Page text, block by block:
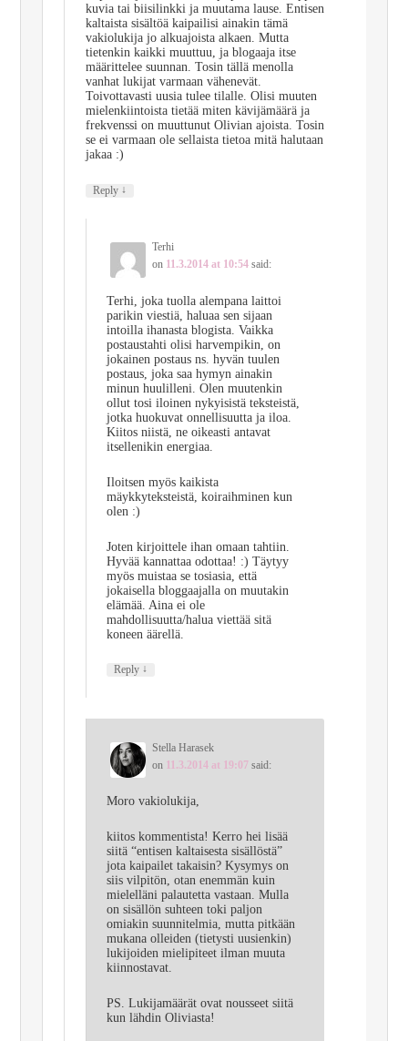
kuvia tai biisilinkki ja muutama lause. Entisen
kaltaista sisältöä kaipailisi ainakin tämä
vakiolukija jo alkuajoista alkaen. Mutta
tietenkin kaikki muuttuu, ja blogaaja itse
määrittelee suunnan. Tosin tällä menolla
vanhat lukijat varmaan vähenevät.
Toivottavasti uusia tulee tilalle. Olisi muuten
mielenkiintoista tietää miten kävijämäärä ja
frekvenssi on muuttunut Olivian ajoista. Tosin
se ei varmaan ole sellaista tietoa mitä halutaan
jakaa :)
Reply ↓
Terhi
on 11.3.2014 at 10:54 said:
Terhi, joka tuolla alempana laittoi
parikin viestiä, haluaa sen sijaan
intoilla ihanasta blogista. Vaikka
postaustahti olisi harvempikin, on
jokainen postaus ns. hyvän tuulen
postaus, joka saa hymyn ainakin
minun huulilleni. Olen muutenkin
ollut tosi iloinen nykyisistä teksteistä,
jotka huokuvat onnellisuutta ja iloa.
Kiitos niistä, ne oikeasti antavat
itsellenikin energiaa.
Iloitsen myös kaikista
mäykkyteksteistä, koiraihminen kun
olen :)
Joten kirjoittele ihan omaan tahtiin.
Hyvää kannattaa odottaa! :) Täytyy
myös muistaa se tosiasia, että
jokaisella bloggaajalla on muutakin
elämää. Aina ei ole
mahdollisuutta/halua viettää sitä
koneen äärellä.
Reply ↓
Stella Harasek
on 11.3.2014 at 19:07 said:
Moro vakiolukija,
kiitos kommentista! Kerro hei lisää
siitä “entisen kaltaisesta sisällöstä”
jota kaipailet takaisin? Kysymys on
siis vilpitön, otan enemmän kuin
mielelläni palautetta vastaan. Mulla
on sisällön suhteen toki paljon
omiakin suunnitelmia, mutta pitkään
mukana olleiden (tietysti uusienkin)
lukijoiden mielipiteet ilman muuta
kiinnostavat.
PS. Lukijamäärät ovat nousseet siitä
kun lähdin Oliviasta!